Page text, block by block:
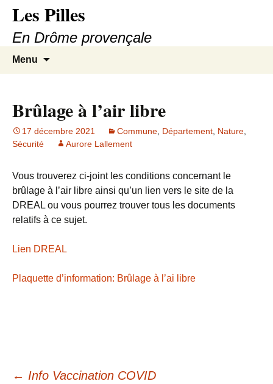
Les Pilles
En Drôme provençale
Menu
Brûlage à l’air libre
17 décembre 2021 Commune Département Nature
Sécurité
Aurore Lallement
Vous trouverez ci-joint les conditions concernant le
brûlage à l’air libre ainsi qu’un lien vers le site de la
DREAL ou vous pourrez trouver tous les documents
relatifs à ce sujet.
Lien DREAL
Plaquette d’information: Brûlage à l’ai libre
← Info Vaccination COVID